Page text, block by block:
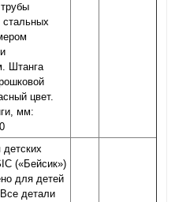
Штанга
цвет.
мм:
(«Бейсик»)
для детей
детали